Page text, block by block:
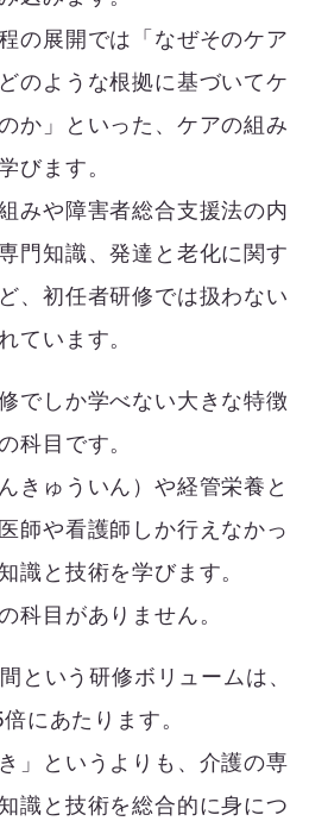
の展開では「なぜそのケア
のような根拠に基づいてケ
か」といった、ケアの組み
びます。
みや障害者総合支援法の内
門知識、発達と老化に関す
、初任者研修では扱わない
ています。
でしか学べない大きな特徴
科目です。
きゅういん）や経管栄養と
師や看護師しか行えなかっ
識と技術を学びます。
科目がありません。
という研修ボリュームは、
にあたります。
」というよりも、介護の専
識と技術を総合的に身につ